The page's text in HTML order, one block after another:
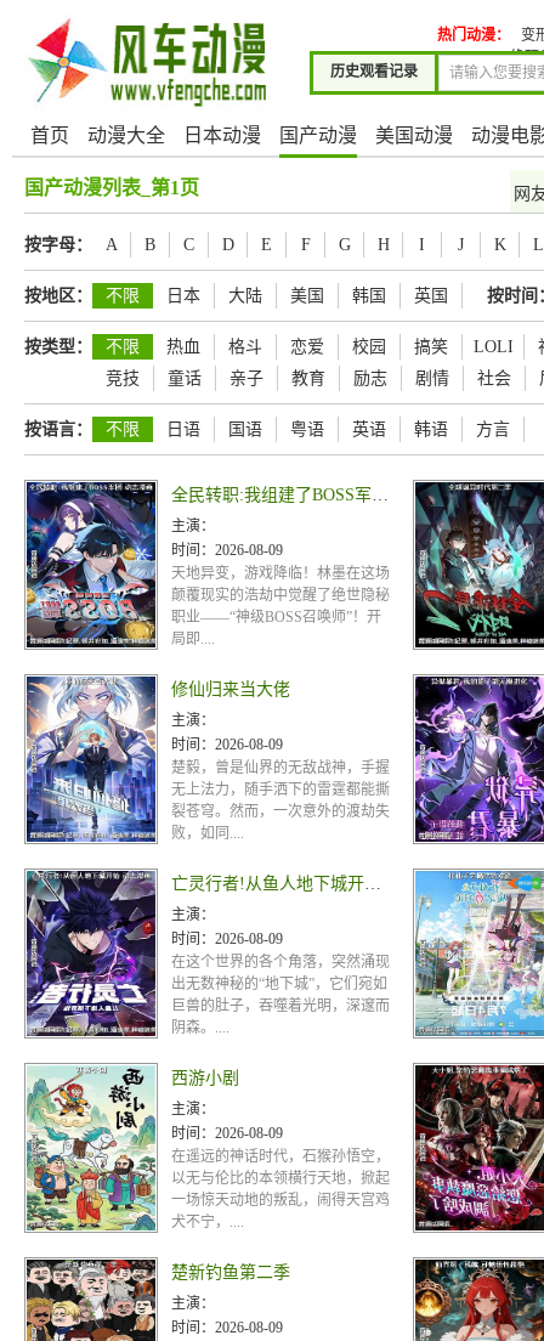
历史观看记录
热门动漫：
变
绝顶
首页 动漫大全 日本动漫 国产动漫 美国动漫 动漫电
国产动漫列表_第1页 网
按字母： A B C D E F G H I J K L
按地区： 不限 日本 大陆 美国 韩国 英国 按时间
按类型： 不限 热血 格斗 恋爱 校园 搞笑 LOLI
竞技
童话 亲子 教育 励志 剧情 社会
按语言： 不限 日语 国语 粤语 英语 韩语 方言
全民转职:我组建了BOSS军团 动态漫画
主演：
时间： 2026-08-09
天地异变，游戏降临！林墨在这场
颠覆现实的浩劫中觉醒了绝世隐秘
职业——“神级BOSS召唤师”！开
局即....
修仙归来当大佬
主演：
时间： 2026-08-09
楚毅，曾是仙界的无敌战神，手握
无上法力，随手洒下的雷霆都能撕
裂苍穹。然而，一次意外的渡劫失
败，如同....
亡灵行者!从鱼人地下城开始 动态漫画
主演：
时间： 2026-08-09
在这个世界的各个角落，突然涌现
出无数神秘的“地下城”，它们宛如
巨兽的肚子，吞噬着光明，深邃而
阴森。....
西游小剧
主演：
时间： 2026-08-09
在遥远的神话时代，石猴孙悟空，
以无与伦比的本领横行天地，掀起
一场惊天动地的叛乱，闹得天宫鸡
犬不宁，....
楚新钓鱼第二季
主演：
时间： 2026-08-09